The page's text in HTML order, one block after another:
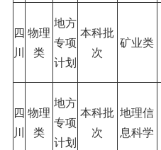
四
川
物理
类
地方
专项
计划
本科批
次
矿业类
四
川
物理
类
地方
专项
计划
本科批
次
地理信
息科学